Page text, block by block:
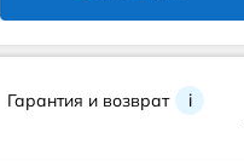
Гарантия и возврат i